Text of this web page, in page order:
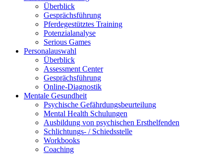
Überblick
Gesprächsführung
Pferdegestütztes Training
Potenzialanalyse
Serious Games
Personalauswahl
Überblick
Assessment Center
Gesprächsführung
Online-Diagnostik
Mentale Gesundheit
Psychische Gefährdungs­beurteilung
Mental Health Schulungen
Ausbildung von psychischen Ersthelfenden
Schlichtungs- / Schiedsstelle
Workbooks
Coaching